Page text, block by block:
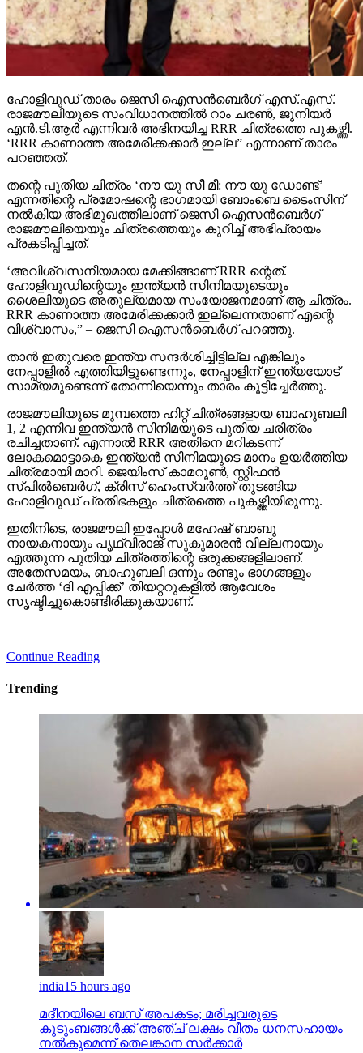
ഹോളിവുഡ് താരം ജെസി ഐസന്‍ബെര്‍ഗ് എസ്.എസ്.
രാജമൗലിയുടെ സംവിധാനത്തില്‍ റാം ചരണ്‍, ജൂനിയര്‍
എന്‍.ടി.ആര്‍ എന്നിവര്‍ അഭിനയിച്ച RRR ചിത്രത്തെ പുകഴ്ത്തി.
‘RRR കാണാത്ത അമേരിക്കക്കാര്‍ ഇല്ല” എന്നാണ് താരം
പറഞ്ഞത്.
തന്റെ പുതിയ ചിത്രം ‘നൗ യു സീ മീ: നൗ യു ഡോണ്ട്’
എന്നതിന്റെ പ്രമോഷന്റെ ഭാഗമായി ബോംബെ ടൈംസിന്
നല്‍കിയ അഭിമുഖത്തിലാണ് ജെസി ഐസന്‍ബെര്‍ഗ്
രാജമൗലിയെയും ചിത്രത്തെയും കുറിച്ച് അഭിപ്രായം
പ്രകടിപ്പിച്ചത്.
‘അവിശ്വസനീയമായ മേക്കിങ്ങാണ് RRR ന്റെത്.
ഹോളിവുഡിന്റെയും ഇന്ത്യന്‍ സിനിമയുടെയും
ശൈലിയുടെ അതുല്യമായ സംയോജനമാണ് ആ ചിത്രം.
RRR കാണാത്ത അമേരിക്കക്കാര്‍ ഇല്ലെന്നതാണ് എന്റെ
വിശ്വാസം,” – ജെസി ഐസന്‍ബെര്‍ഗ് പറഞ്ഞു.
താന്‍ ഇതുവരെ ഇന്ത്യ സന്ദര്‍ശിച്ചിട്ടില്ല എങ്കിലും
നേപ്പാളില്‍ എത്തിയിട്ടുണ്ടെന്നും, നേപ്പാളിന് ഇന്ത്യയോട്
സാമ്യമുണ്ടെന്ന് തോന്നിയെന്നും താരം കൂട്ടിച്ചേര്‍ത്തു.
രാജമൗലിയുടെ മുമ്പത്തെ ഹിറ്റ് ചിത്രങ്ങളായ ബാഹുബലി
1, 2 എന്നിവ ഇന്ത്യന്‍ സിനിമയുടെ പുതിയ ചരിത്രം
രചിച്ചതാണ്. എന്നാല്‍ RRR അതിനെ മറികടന്ന്
ലോകമൊട്ടാകെ ഇന്ത്യന്‍ സിനിമയുടെ മാനം ഉയര്‍ത്തിയ
ചിത്രമായി മാറി. ജെയിംസ് കാമറൂണ്‍, സ്റ്റീഫന്‍
സ്പില്‍ബെര്‍ഗ്, ക്രിസ് ഹെംസ്വര്‍ത്ത് തുടങ്ങിയ
ഹോളിവുഡ് പ്രതിഭകളും ചിത്രത്തെ പുകഴ്ത്തിയിരുന്നു.
ഇതിനിടെ, രാജമൗലി ഇപ്പോള്‍ മഹേഷ് ബാബു
നായകനായും പൃഥ്വിരാജ് സുകുമാരന്‍ വില്ലനായും
എത്തുന്ന പുതിയ ചിത്രത്തിന്റെ ഒരുക്കങ്ങളിലാണ്.
അതേസമയം, ബാഹുബലി ഒന്നും രണ്ടും ഭാഗങ്ങളും
ചേര്‍ത്ത ‘ദി എപ്പിക്ക്’ തിയറ്ററുകളില്‍ ആവേശം
സൃഷ്ടിച്ചുകൊണ്ടിരിക്കുകയാണ്.
Continue Reading
Trending
india15 hours ago
മദീനയിലെ ബസ് അപകടം; മരിച്ചവരുടെ
കുടുംബങ്ങള്‍ക്ക് അഞ്ച് ലക്ഷം വീതം ധനസഹായം
നല്‍കുമെന്ന് തെലങ്കാന സര്‍ക്കാര്‍